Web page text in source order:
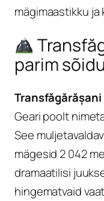
mägimaastikku
parim
Transfăgărășani
Geari poolt
See
mägesid 2 042
dramaatilisi
hingematvaid